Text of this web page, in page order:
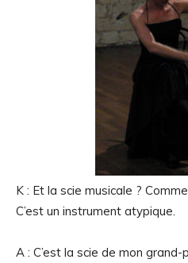
K : Et la scie musicale ?
C’est un instrument atypique.
A : C’est la scie de mon grand-